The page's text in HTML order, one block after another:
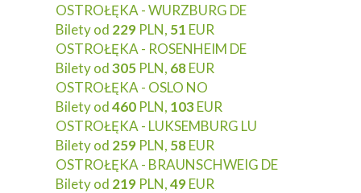
OSTROŁĘKA - WURZBURG DE
Bilety od 229 PLN, 51 EUR
OSTROŁĘKA - ROSENHEIM DE
Bilety od305 PLN, 68EUR
OSTROŁĘKA - OSLO NO
Bilety od460 PLN, 103EUR
OSTROŁĘKA - LUKSEMBURG LU
Bilety od 259 PLN, 58EUR
OSTROŁĘKA - BRAUNSCHWEIG DE
Bilety od 219 PLN,49EUR